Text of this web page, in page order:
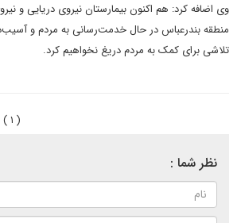
وی اضافه کرد: هم اکنون بیمارستان نیروی دریایی و
منطقه بندرعباس در حال خدمت‌رسانی به مردم و
تلاشی برای کمک به مردم دریغ نخواهیم کرد.
( ۱ )
نظر شما :